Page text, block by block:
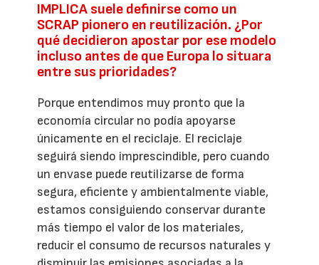
IMPLICA suele definirse como un
SCRAP pionero en reutilización. ¿Por
qué decidieron apostar por ese modelo
incluso antes de que Europa lo situara
entre sus prioridades?
Porque entendimos muy pronto que la
economía circular no podía apoyarse
únicamente en el reciclaje. El reciclaje
seguirá siendo imprescindible, pero cuando
un envase puede reutilizarse de forma
segura, eficiente y ambientalmente viable,
estamos consiguiendo conservar durante
más tiempo el valor de los materiales,
reducir el consumo de recursos naturales y